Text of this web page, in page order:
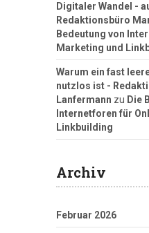
Digitaler Wandel -
Redaktionsbüro
Bedeutung von
Marketing und
Warum ein fast
nutzlos ist -
Lanfermann zu Die
Internetforen für
Linkbuilding
Archiv
Februar 2026